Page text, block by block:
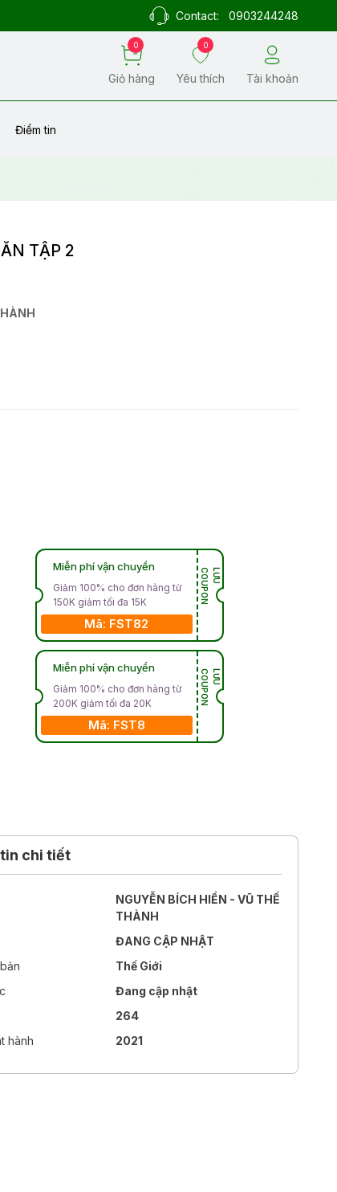
Contact: 0903244248
0
Giỏ hàng
0
Yêu thích Tài khoản
Điểm tin
TẬP 2
Miễn phí vận chuyển
Giảm 100% cho đơn hàng từ
150K giảm tối đa 15K
Mã: FST82
L
Ư
U
C
O
U
P
O
N
Miễn phí vận chuyển
Giảm 100% cho đơn hàng từ
200K giảm tối đa 20K
Mã: FST8
L
Ư
U
C
O
U
P
O
N
chi tiết
NGUYỄN BÍCH HIỀN - VŨ THẾ
THÀNH
ĐANG CẬP NHẬT
Thế Giới
Đang cập nhật
264
hành
2021